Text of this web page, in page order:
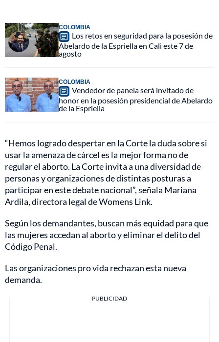
COLOMBIA
Los retos en seguridad para la posesión de
Abelardo de la Espriella en Cali este 7 de
agosto
COLOMBIA
Vendedor de panela será invitado de
honor en la posesión presidencial de Abelardo
de la Espriella
“Hemos logrado despertar en la Corte la duda sobre si
usar la amenaza de cárcel es la mejor forma no de
regular el aborto. La Corte invita a una diversidad de
personas y organizaciones de distintas posturas a
participar en este debate nacional”, señala Mariana
Ardila, directora legal de Womens Link.
Según los demandantes, buscan más equidad para que
las mujeres accedan al aborto y eliminar el delito del
Código Penal.
Las organizaciones pro vida rechazan esta nueva
demanda.
PUBLICIDAD